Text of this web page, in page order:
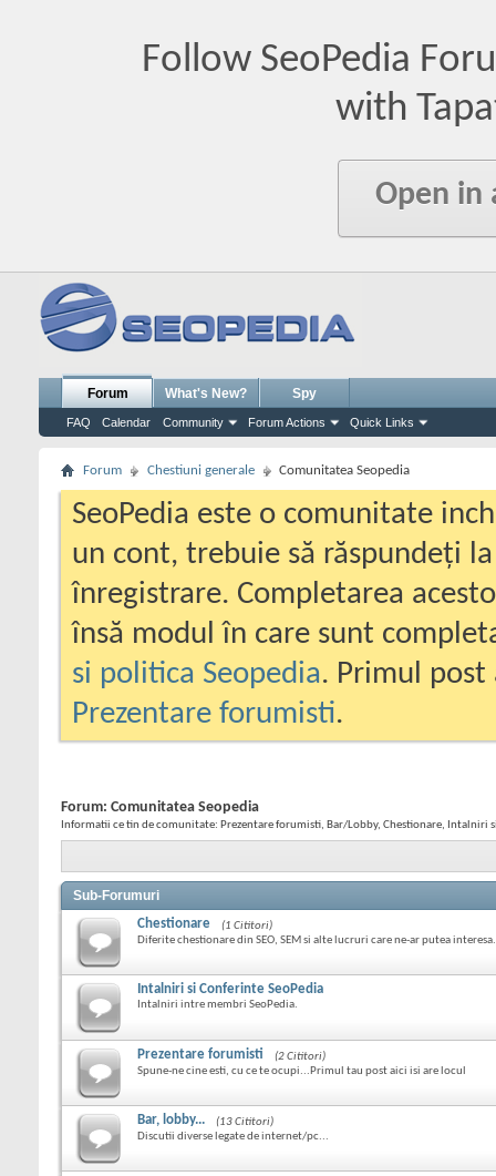
Follow SeoPedia
with
Open in
Forum
FAQ Calendar Community Forum Actions Quick Links
What's New? Spy
Forum Chestiuni generale Comunitatea Seopedia
SeoPedia este o comunitate
un cont, trebuie să răspundeți
înregistrare. Completarea
însă modul în care sunt
si politica Seopedia. Primul
Prezentare forumisti.
Forum: Comunitatea Seopedia
Informatii ce tin de comunitate: Prezentare forumisti, Bar/Lobby, Chestionare, Intalniri
Sub-Forumuri
Chestionare
(1 Cititori)
Diferite chestionare din SEO, SEM si alte lucruri care ne-ar putea interesa.
Intalniri si Conferinte SeoPedia
Intalniri intre membri SeoPedia.
Prezentare forumisti
(2 Cititori)
Spune-ne cine esti, cu ce te ocupi...Primul tau post aici isi are locul
Bar, lobby...
(13 Cititori)
Discutii diverse legate de internet/pc...